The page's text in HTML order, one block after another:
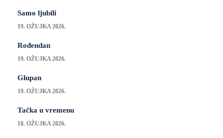
Samo ljubili
19. OŽUJKA 2026.
Rođendan
19. OŽUJKA 2026.
Glupan
19. OŽUJKA 2026.
Tačka u vremenu
18. OŽUJKA 2026.